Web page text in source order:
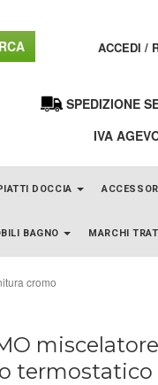
ACCEDI /
SPEDIZIONE
IVA
DOCCIA
BAGNO MARCHI
cromo